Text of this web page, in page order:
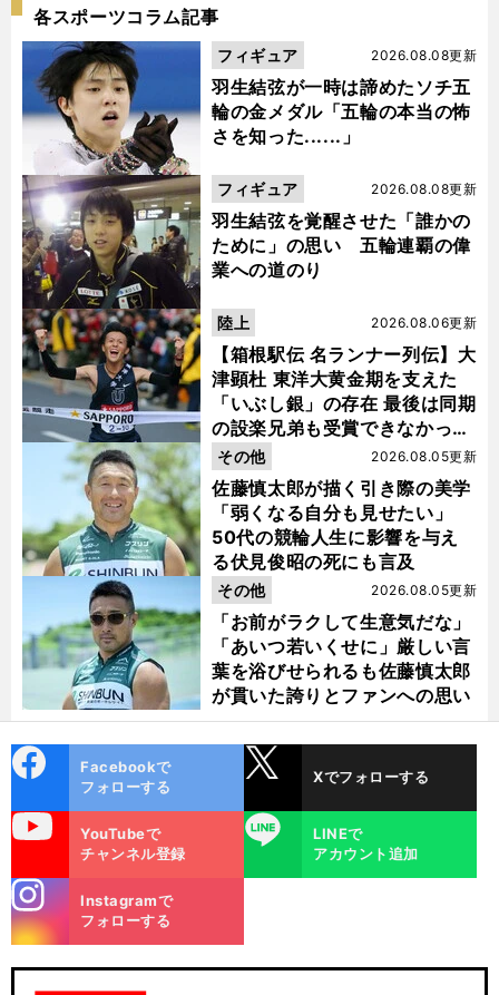
各スポーツコラム記事
羽生結弦が一時は諦めたソチ五
輪の金メダル「五輪の本当の怖
さを知った......」
2026.08.08更新
フィギュア
羽生結弦を覚醒させた「誰かの
ために」の思い 五輪連覇の偉
業への道のり
2026.08.08更新
フィギュア
【箱根駅伝 名ランナー列伝】大
津顕杜 東洋大黄金期を支えた
「いぶし銀」の存在 最後は同期
の設楽兄弟も受賞できなかった
金栗杯に輝く
2026.08.06更新
陸上
佐藤慎太郎が描く引き際の美学
「弱くなる自分も見せたい」
50代の競輪人生に影響を与え
る伏見俊昭の死にも言及
2026.08.05更新
その他
「お前がラクして生意気だな」
「あいつ若いくせに」厳しい言
葉を浴びせられるも佐藤慎太郎
が貫いた誇りとファンへの思い
2026.08.05更新
その他
ok
Facebookで
フォローする
Xでフォローする
YouTubeで
チャンネル登録
LINE
LINEで
アカウント追加
m
Instagramで
フォローする